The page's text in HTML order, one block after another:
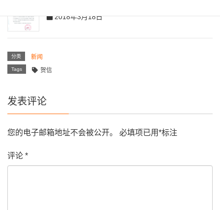
2018年3月18日
分类 新闻
Tags 贺信
发表评论
您的电子邮箱地址不会被公开。 必填项已用*标注
评论 *